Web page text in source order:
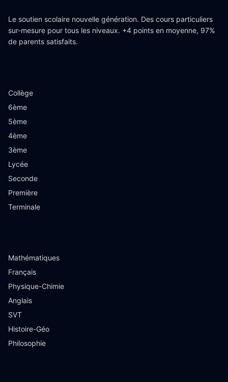
Le soutien scolaire nouvelle génération. Des cours particuliers
sur-mesure pour tous les niveaux. +4 points en moyenne, 97%
de parents satisfaits.
Collège
6ème
5ème
4ème
3ème
Lycée
Seconde
Première
Terminale
Mathématiques
Français
Physique-Chimie
Anglais
SVT
Histoire-Géo
Philosophie